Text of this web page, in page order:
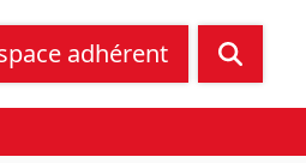
contacter
adhérent